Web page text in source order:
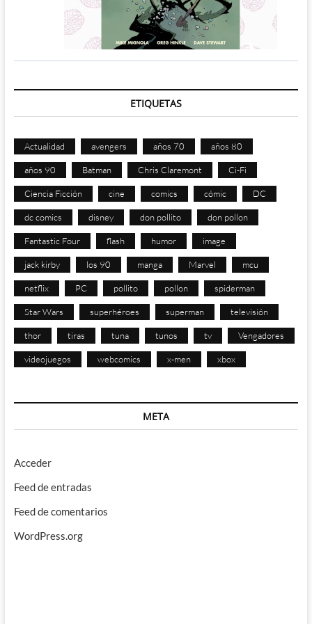
ETIQUETAS
Actualidad avengers años 70 años 80
años 90 Batman Chris Claremont Ci-Fi
Ciencia Ficción cine comics cómic DC
dc comics disney don pollito don pollon
Fantastic Four flash humor image
jack kirby los 90 manga Marvel mcu
netflix PC pollito pollon spiderman
Star Wars superhéroes superman televisión
thor tiras tuna tunos tv Vengadores
videojuegos webcomics x-men xbox
META
Acceder
Feed de entradas
Feed de comentarios
WordPress.org